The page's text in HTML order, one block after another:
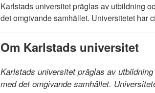
Karlstads universitet präglas av utbildning
det omgivande samhället. Universitetet har
Om Karlstads universitet
Karlstads universitet präglas av
med det omgivande samhället.